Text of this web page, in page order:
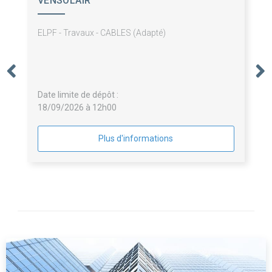
ELPF - Travaux - CABLES (Adapté)
Date limite de dépôt :
18/09/2026 à 12h00
Plus d'informations